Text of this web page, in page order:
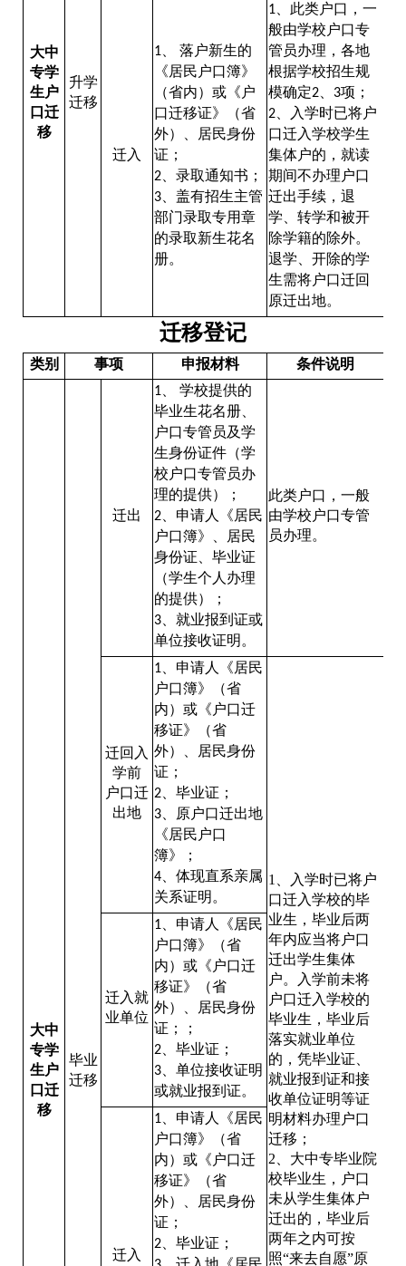
大中
专学
生户
口迁
移
升学
迁移
迁入
1
落户新生的
《居民户口簿》
（省内）或《户
口迁移证》（省
外）、居民身份
证；
2 、录取通知书；
3 、盖有招生主管
部门录取专用章
的录取新生花名
册。
1 、此类户口，一
般由学校户口专
管员办理，各地
根据学校招生规
模确定2 3项；
2 、入学时已将户
口迁入学校学生
集体户的，就读
期间不办理户口
迁出手续，退
学、转学和被开
除学籍的除外。
退学、开除的学
生需将户口迁回
原迁出地。
迁移登记
类别 事项 申报材料 条件说明
大中
专学
生户
口迁
移
毕业
迁移
迁出
1
学校提供的
毕业生花名册、
户口专管员及学
生身份证件（学
校户口专管员办
理的提供）；
2 、申请人《居民
户口簿》、居民
身份证、毕业证
（学生个人办理
的提供）；
3 、就业报到证或
单位接收证明。
此类户口，一般
由学校户口专管
员办理。
迁回入
学前
户口迁
出地
1 、申请人《居民
户口簿》（省
内）或《户口迁
移证》（省
外）、居民身份
证；
2 、毕业证；
3 、原户口迁出地
《居民户口
簿》；
4 、体现直系亲属
关系证明。
1、入学时已将户
口迁入学校的毕
业生，毕业后两
年内应当将户口
迁出学生集体
户。入学前未将
户口迁入学校的
毕业生，毕业后
落实就业单位
的，凭毕业证、
就业报到证和接
收单位证明等证
明材料办理户口
迁移；
2、大中专毕业院
校毕业生，户口
未从学生集体户
迁出的，毕业后
两年之内可按
照“来去自愿”原
迁入就
业单位
1 、申请人《居民
户口簿》（省
内）或《户口迁
移证》（省
外）、居民身份
证；；
2 、毕业证；
3 、单位接收证明
或就业报到证。
迁入
1 、申请人《居民
户口簿》（省
内）或《户口迁
移证》（省
外）、居民身份
证；
2 、毕业证；